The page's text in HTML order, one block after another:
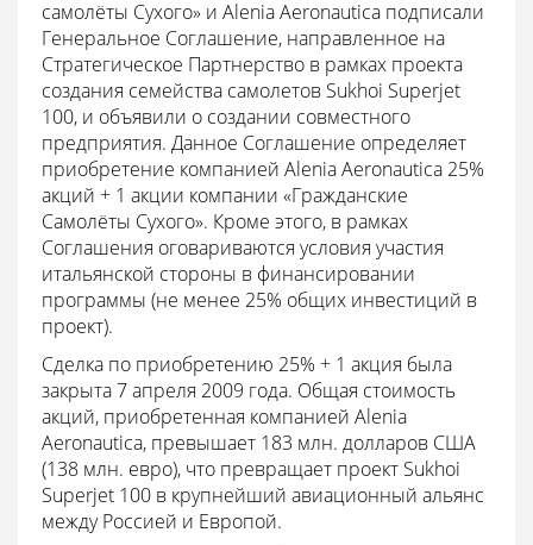
самолёты Сухого» и Alenia Aeronautica подписали
Генеральное Соглашение, направленное на
Стратегическое Партнерство в рамках проекта
создания семейства самолетов Sukhoi Superjet
100, и объявили о создании совместного
предприятия. Данное Соглашение определяет
приобретение компанией Alenia Aeronautica 25%
акций + 1 акции компании «Гражданские
Самолёты Сухого». Кроме этого, в рамках
Соглашения оговариваются условия участия
итальянской стороны в финансировании
программы (не менее 25% общих инвестиций в
проект).
Сделка по приобретению 25% + 1 акция была
закрыта 7 апреля 2009 года. Общая стоимость
акций, приобретенная компанией Alenia
Aeronautica, превышает 183 млн. долларов США
(138 млн. евро), что превращает проект Sukhoi
Superjet 100 в крупнейший авиационный альянс
между Россией и Европой.